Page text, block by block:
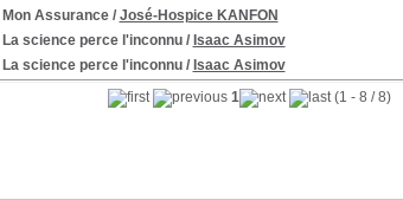
Mon Assurance/ José-Hospice KANFON
La science perce l'inconnu/ Isaac Asimov
La science perce l'inconnu/ Isaac Asimov
1
(1 - 8 / 8)